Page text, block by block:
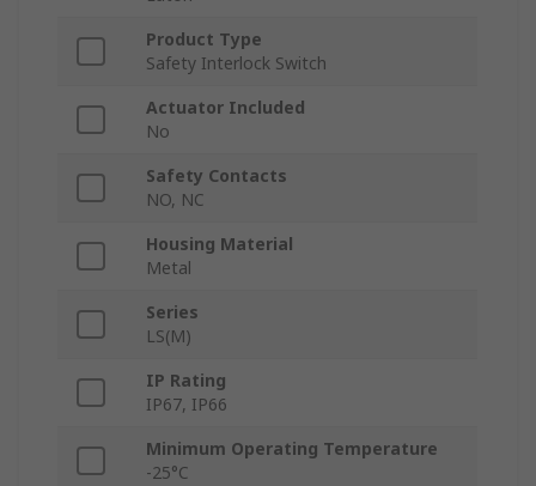
Product Type
Safety Interlock Switch
Actuator Included
No
Safety Contacts
NO, NC
Housing Material
Metal
Series
LS(M)
IP Rating
IP67, IP66
Minimum Operating Temperature
-25°C